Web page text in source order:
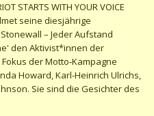
STARTS WITH YOUR VOICE
seine diesjährige
– Jeder Aufstand
den Aktivist*innen der
Fokus der Motto-Kampagne
Howard, Karl-Heinrich Ulrichs,
Sie sind die Gesichter des